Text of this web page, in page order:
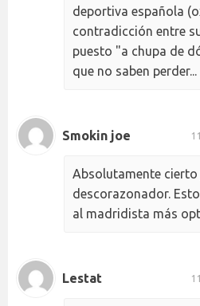
deportiva española
contradicción entre
puesto "a chupa de
que no saben perder...
Smokin joe
Absolutamente
descorazonador.
al madridista más
Lestat